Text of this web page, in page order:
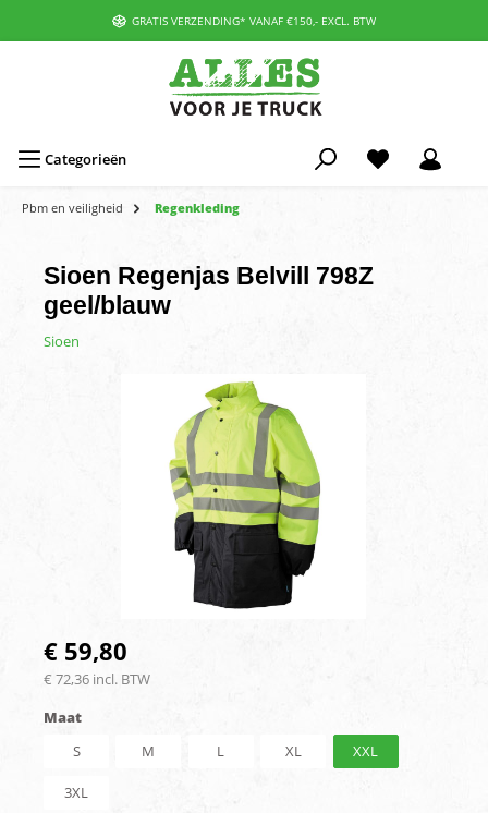
GRATIS VERZENDING* VANAF €150,- EXCL. BTW
Categorieën
Pbm en veiligheid Regenkleding
Sioen Regenjas Belvill 798Z
geel/blauw
Sioen
€ 59,80
€ 72,36 incl. BTW
Maat
S
M L XL XXL
3XL